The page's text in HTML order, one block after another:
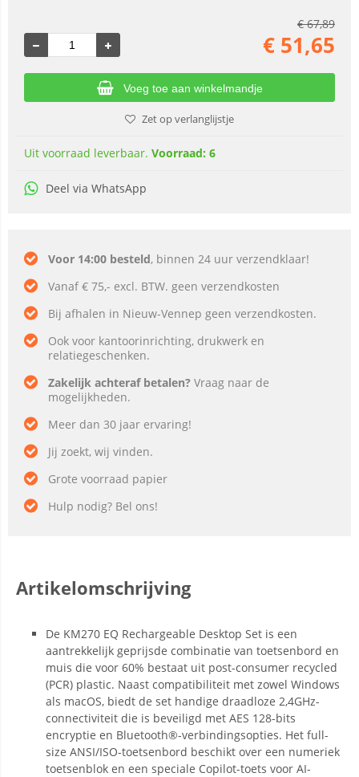
€67,89
€ 51,65
Voeg toe aan winkelmandje
Zet op verlanglijstje
Uit voorraad leverbaar. Voorraad: 6
Deel via WhatsApp
Voor 14:00 besteld, binnen 24 uur verzendklaar!
Vanaf € 75,- excl. BTW. geen verzendkosten
Bij afhalen in Nieuw-Vennep geen verzendkosten.
Ook voor kantoorinrichting, drukwerk en
relatiegeschenken.
Zakelijk achteraf betalen? Vraag naar de
mogelijkheden.
Meer dan 30 jaar ervaring!
Jij zoekt, wij vinden.
Grote voorraad papier
Hulp nodig? Bel ons!
Artikelomschrijving
De KM270 EQ Rechargeable Desktop Set is een
aantrekkelijk geprijsde combinatie van toetsenbord en
muis die voor 60% bestaat uit post-consumer recycled
(PCR) plastic. Naast compatibiliteit met zowel Windows
als macOS, biedt de set handige draadloze 2,4GHz-
connectiviteit die is beveiligd met AES 128-bits
encryptie en Bluetooth®-verbindingsopties. Het full-
size ANSI/ISO-toetsenbord beschikt over een numeriek
toetsenblok en een speciale Copilot-toets voor AI-